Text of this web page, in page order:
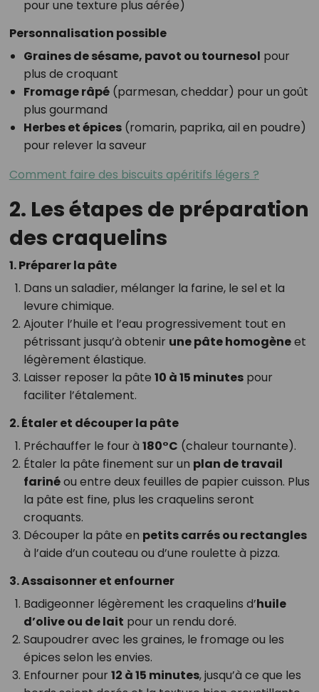
pour une texture plus aérée)
Personnalisation possible
Graines de sésame, pavot ou tournesol pour
plus de croquant
Fromage râpé(parmesan, cheddar) pour un goût
plus gourmand
Herbes et épices(romarin, paprika, ail en poudre)
pour relever la saveur
Comment faire des biscuits apéritifs légers ?
2. Les étapes de préparation
des craquelins
1. Préparer la pâte
Dans un saladier, mélanger la farine, le sel et la
levure chimique.
Ajouter l’huile et l’eau progressivement tout en
pétrissant jusqu’à obtenir une pâte homogèneet
légèrement élastique.
Laisser reposer la pâte 10 à 15 minutespour
faciliter l’étalement.
2. Étaler et découper la pâte
Préchauffer le four à 180°C (chaleur tournante).
Étaler la pâte finement sur un plan de travail
farinéou entre deux feuilles de papier cuisson. Plus
la pâte est fine, plus les craquelins seront
croquants.
Découper la pâte en petits carrés ou rectangles
à l’aide d’un couteau ou d’une roulette à pizza.
3. Assaisonner et enfourner
Badigeonner légèrement les craquelins d’huile
d’olive ou de lait pour un rendu doré.
Saupoudrer avec les graines, le fromage ou les
épices selon les envies.
Enfourner pour 12 à 15 minutes, jusqu’à ce que les